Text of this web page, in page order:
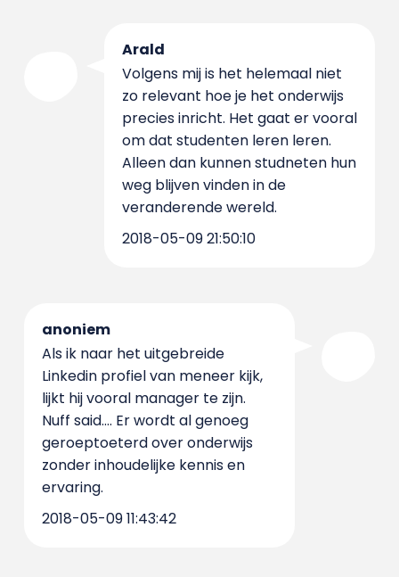
Arald
Volgens mij is het helemaal niet
zo relevant hoe je het onderwijs
precies inricht. Het gaat er vooral
om dat studenten leren leren.
Alleen dan kunnen studneten hun
weg blijven vinden in de
veranderende wereld.
2018-05-09 21:50:10
anoniem
Als ik naar het uitgebreide
Linkedin profiel van meneer kijk,
lijkt hij vooral manager te zijn.
Nuff said.... Er wordt al genoeg
geroeptoeterd over onderwijs
zonder inhoudelijke kennis en
ervaring.
2018-05-09 11:43:42